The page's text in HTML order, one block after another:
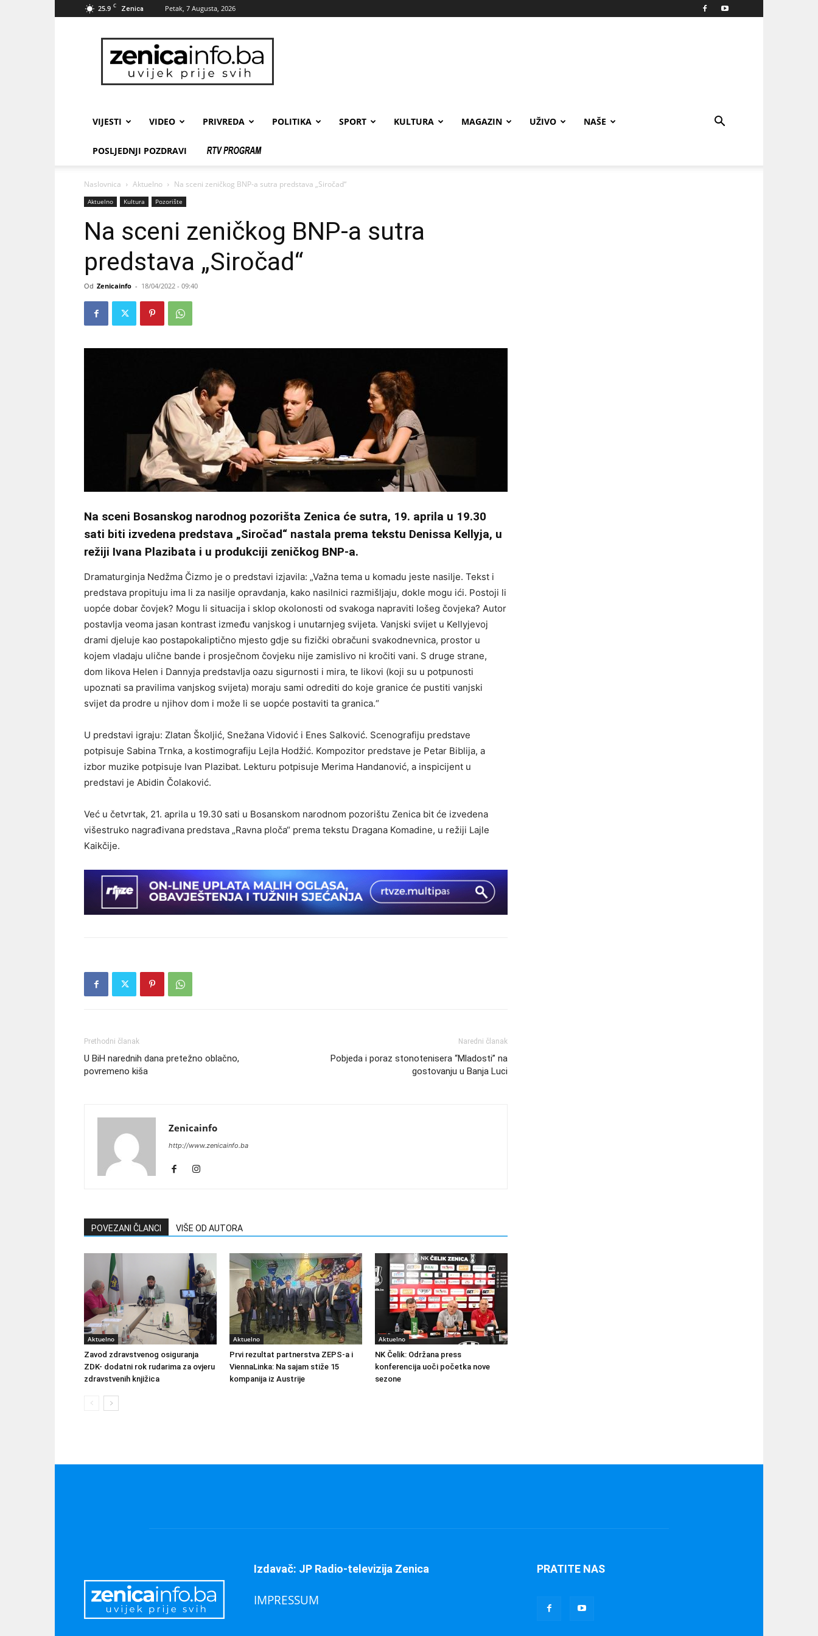
25.9 C Zenica Petak, 7 Augusta, 2026
zenicainfo.ba
VIJESTI VIDEO PRIVREDA POLITIKA SPORT KULTURA MAGAZIN UŽIVO NAŠE
POSLJEDNJI POZDRAVI
Naslovnica Aktuelno Na sceni zeničkog BNP-a sutra predstava „Siročad“
Aktuelno Kultura Pozorište
Na sceni zeničkog BNP-a sutra
predstava „Siročad“
Od Zenicainfo - 18/04/2022 - 09:40
Na sceni Bosanskog narodnog pozorišta Zenica će sutra, 19. aprila u 19.30
sati biti izvedena predstava „Siročad“ nastala prema tekstu Denissa Kellyja, u
režiji Ivana Plazibata i u produkciji zeničkog BNP-a.
Dramaturginja Nedžma Čizmo je o predstavi izjavila: „Važna tema u komadu jeste nasilje. Tekst i
predstava propituju ima li za nasilje opravdanja, kako nasilnici razmišljaju, dokle mogu ići. Postoji li
uopće dobar čovjek? Mogu li situacija i sklop okolonosti od svakoga napraviti lošeg čovjeka? Autor
postavlja veoma jasan kontrast između vanjskog i unutarnjeg svijeta. Vanjski svijet u Kellyjevoj
drami djeluje kao postapokaliptično mjesto gdje su fizički obračuni svakodnevnica, prostor u
kojem vladaju ulične bande i prosječnom čovjeku nije zamislivo ni kročiti vani. S druge strane,
dom likova Helen i Dannyja predstavlja oazu sigurnosti i mira, te likovi (koji su u potpunosti
upoznati sa pravilima vanjskog svijeta) moraju sami odrediti do koje granice će pustiti vanjski
svijet da prodre u njihov dom i može li se uopće postaviti ta granica.“
U predstavi igraju: Zlatan Školjić, Snežana Vidović i Enes Salković. Scenografiju predstave
potpisuje Sabina Trnka, a kostimografiju Lejla Hodžić. Kompozitor predstave je Petar Biblija, a
izbor muzike potpisuje Ivan Plazibat. Lekturu potpisuje Merima Handanović, a inspicijent u
predstavi je Abidin Čolaković.
Već u četvrtak, 21. aprila u 19.30 sati u Bosanskom narodnom pozorištu Zenica bit će izvedena
višestruko nagrađivana predstava „Ravna ploča“ prema tekstu Dragana Komadine, u režiji Lajle
Kaikčije.
Prethodni članak
U BiH narednih dana pretežno oblačno,
povremeno kiša
Naredni članak
Pobjeda i poraz stonotenisera “Mladosti” na
gostovanju u Banja Luci
Zenicainfo
http://www.zenicainfo.ba
POVEZANI ČLANCI VIŠE OD AUTORA
Aktuelno
Zavod zdravstvenog osiguranja
ZDK- dodatni rok rudarima za ovjeru
zdravstvenih knjižica
Aktuelno
Prvi rezultat partnerstva ZEPS-a i
ViennaLinka: Na sajam stiže 15
kompanija iz Austrije
Aktuelno
NK Čelik: Održana press
konferencija uoči početka nove
sezone
Izdavač: JP Radio-televizija Zenica
IMPRESSUM
PRATITE NAS